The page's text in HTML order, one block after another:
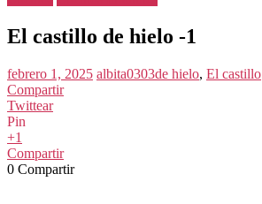
El castillo de hielo -1
febrero 1, 2025 albita0303de hielo, El castillo
Compartir
Twittear
Pin
+1
Compartir
0 Compartir